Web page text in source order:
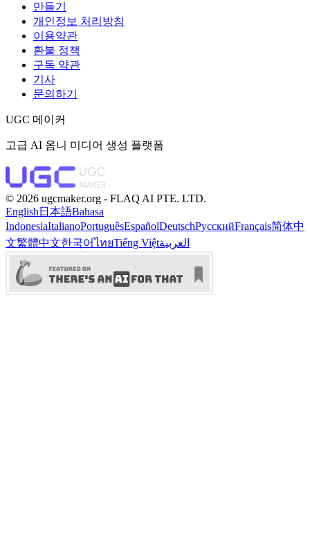
만들기
개인정보 처리방침
이용약관
환불 정책
구독 약관
기사
문의하기
UGC 메이커
고급 AI 옴니 미디어 생성 플랫폼
©️ 2026 ugcmaker.org - FLAQ AI PTE. LTD.
English 日本語Bahasa
IndonesiaItalianoPortuguêsEspañolDeutschРусскийFrançais简体中
文繁體中文한국어ไทยTiếng Việtالعربية